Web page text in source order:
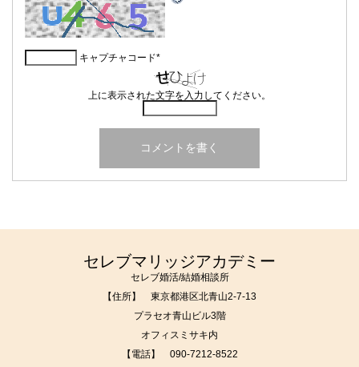
キャプチャコード*
上に表示された文字を入力してください。
セレブマリッジアカデミー
セレブ婚活/結婚相談所
【住所】 東京都港区北青山2-7-13
プラセオ青山ビル3階
オフィスミサキ内
【電話】 090-7212-8522